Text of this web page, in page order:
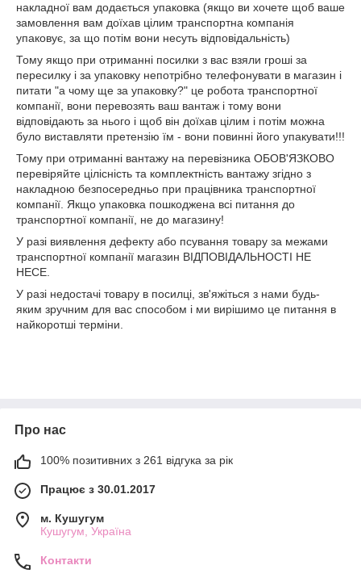
накладної вам додається упаковка (якщо ви хочете щоб ваше
замовлення вам доїхав цілим транспортна компанія
упаковує, за що потім вони несуть відповідальність)
Тому якщо при отриманні посилки з вас взяли гроші за
пересилку і за упаковку непотрібно телефонувати в магазин і
питати "а чому ще за упаковку?" це робота транспортної
компанії, вони перевозять ваш вантаж і тому вони
відповідають за нього і щоб він доїхав цілим і потім можна
було виставляти претензію їм - вони повинні його упакувати!!!
Тому при отриманні вантажу на перевізника ОБОВ'ЯЗКОВО
перевіряйте цілісність та комплектність вантажу згідно з
накладною безпосередньо при працівника транспортної
компанії. Якщо упаковка пошкоджена всі питання до
транспортної компанії, не до магазину!
У разі виявлення дефекту або псування товару за межами
транспортної компанії магазин ВІДПОВІДАЛЬНОСТІ НЕ
НЕСЕ.
У разі недостачі товару в посилці, зв'яжіться з нами будь-
яким зручним для вас способом і ми вирішимо це питання в
найкоротші терміни.
Про нас
100% позитивних з 261 відгука за рік
Працює з 30.01.2017
м. Кушугум
Кушугум, Україна
Контакти